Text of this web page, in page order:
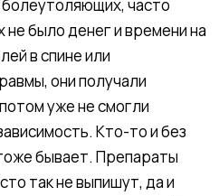
часто
не было денег и времени на
в спине или
они получали
уже не смогли
Кто-то и без
бывает. Препараты
так не выпишут, да и